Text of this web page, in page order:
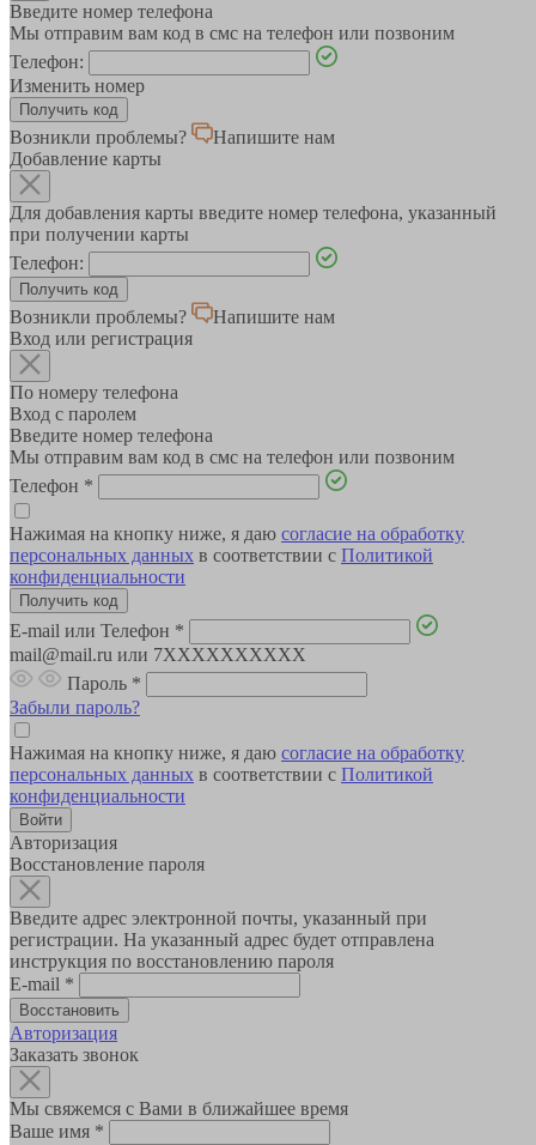
Введите номер телефона
Мы отправим вам код в смс на телефон или позвоним
Телефон:
Изменить номер
Возникли проблемы?
Напишите нам
Добавление карты
Для добавления карты введите номер телефона, указанный
при получении карты
Телефон:
Возникли проблемы?
Напишите нам
Вход или регистрация
По номеру телефона
Вход с паролем
Введите номер телефона
Мы отправим вам код в смс на телефон или позвоним
Телефон *
Нажимая на кнопку ниже, я даю согласие на обработку
персональных данных в соответствии с Политикой
конфиденциальности
E-mail или Телефон *
mail@mail.ru или 7XXXXXXXXXX
Пароль *
Забыли пароль?
Нажимая на кнопку ниже, я даю согласие на обработку
персональных данных в соответствии с Политикой
конфиденциальности
Авторизация
Восстановление пароля
Введите адрес электронной почты, указанный при
регистрации. На указанный адрес будет отправлена
инструкция по восстановлению пароля
E-mail *
Авторизация
Заказать звонок
Мы свяжемся с Вами в ближайшее время
Ваше имя *